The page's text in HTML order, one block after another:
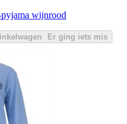
wijnrood
Er ging iets mis